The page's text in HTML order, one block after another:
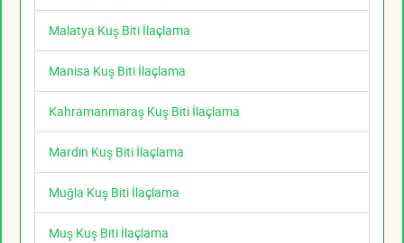
Malatya Kuş Biti İlaçlama
Manisa Kuş Biti İlaçlama
Kahramanmaraş Kuş Biti İlaçlama
Mardin Kuş Biti İlaçlama
Muğla Kuş Biti İlaçlama
Muş Kuş Biti İlaçlama